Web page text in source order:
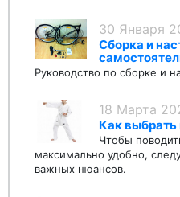
30 Января
Сборка и
Руководство по сборке и
18 Марта
Как
Чтобы
максимально удобно,
важных нюансов.